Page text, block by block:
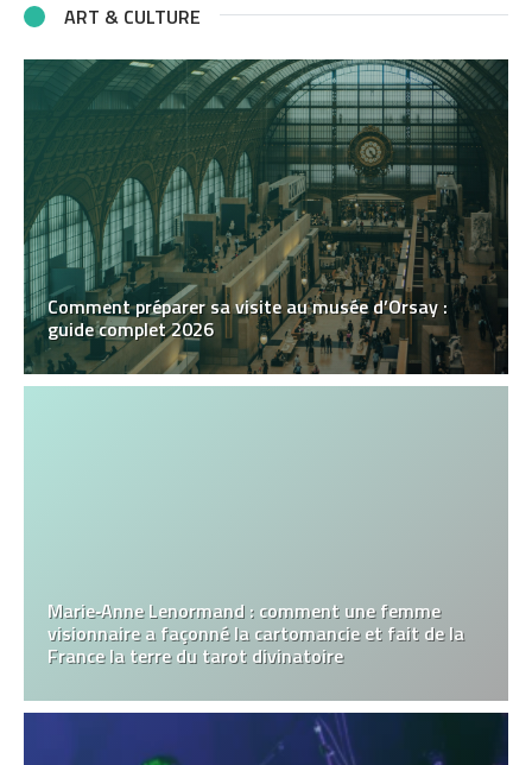
ART & CULTURE
Comment préparer sa visite au musée d’Orsay :
guide complet 2026
Marie‑Anne Lenormand : comment une femme
visionnaire a façonné la cartomancie et fait de la
France la terre du tarot divinatoire